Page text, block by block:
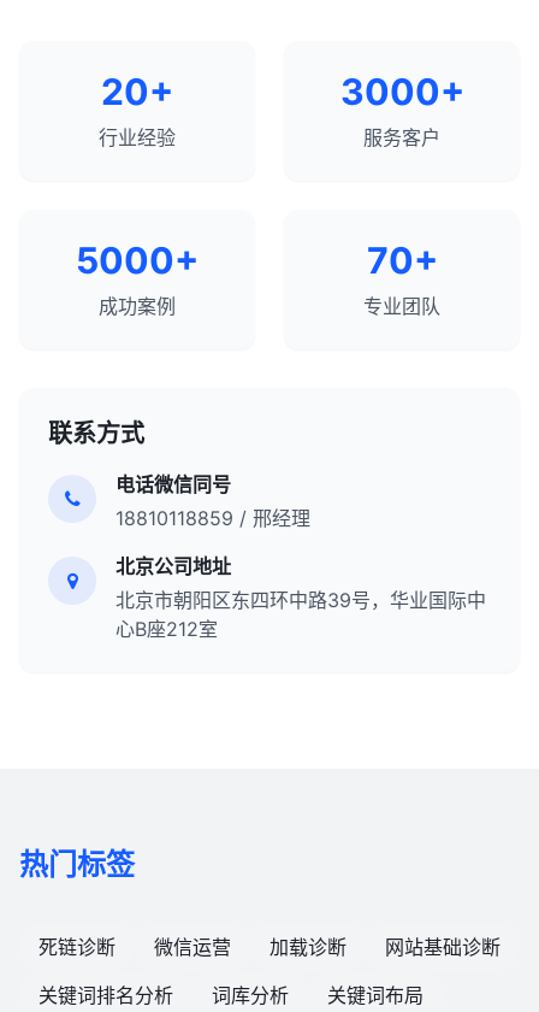
20+
行业经验
3000+
服务客户
5000+
成功案例
70+
专业团队
联系方式
电话微信同号
18810118859 / 邢经理
北京公司地址
北京市朝阳区东四环中路39号，华业国际中
心B座212室
热门标签
死链诊断 微信运营 加载诊断
网站基础诊断
关键词排名分析
词库分析
关键词布局